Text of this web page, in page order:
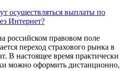
осуществляться выплаты по
Интернет?
российском правовом поле
переход страхового рынка в
В настоящее время практически
можно оформить дистанционно,